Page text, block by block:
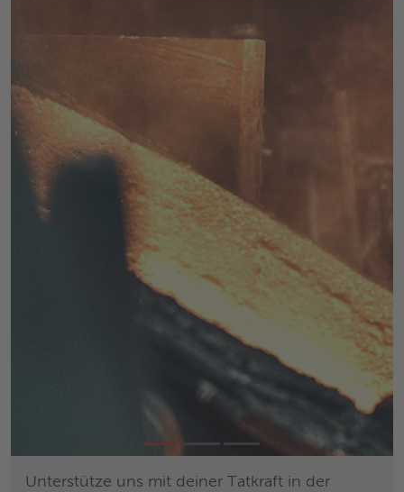
Unterstütze uns mit deiner Tatkraft in der